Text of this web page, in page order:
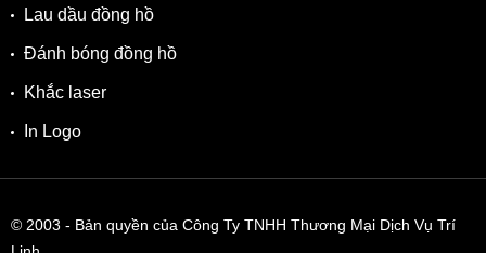
Lau dầu đồng hồ
Đánh bóng đồng hồ
Khắc laser
In Logo
© 2003 - Bản quyền của Công Ty TNHH Thương Mại Dịch Vụ Trí